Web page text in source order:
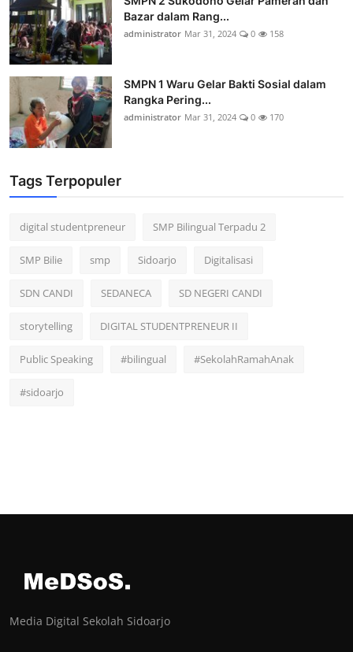
Bazar dalam Rang...
administrator Mar 31, 2024 0 158
SMPN 1 Waru Gelar Bakti Sosial dalam
Rangka Pering...
administrator Mar 31, 2024 0 170
Tags Terpopuler
digital studentpreneur SMP Bilingual Terpadu 2
SMP Bilie smp Sidoarjo Digitalisasi
SDN CANDI SEDANECA SD NEGERI CANDI
storytelling DIGITAL STUDENTPRENEUR II
Public Speaking #bilingual #SekolahRamahAnak
#sidoarjo
Media Digital Sekolah Sidoarjo